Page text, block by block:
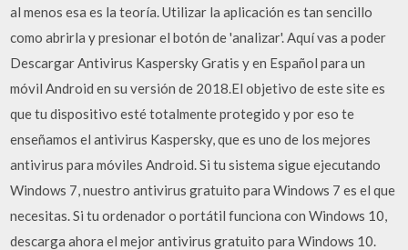
al menos esa es la teoría. Utilizar la aplicación es tan sencillo
como abrirla y presionar el botón de 'analizar'. Aquí vas a poder
Descargar Antivirus Kaspersky Gratis y en Español para un
móvil Android en su versión de 2018.El objetivo de este site es
que tu dispositivo esté totalmente protegido y por eso te
enseñamos el antivirus Kaspersky, que es uno de los mejores
antivirus para móviles Android. Si tu sistema sigue ejecutando
Windows 7, nuestro antivirus gratuito para Windows 7 es el que
necesitas. Si tu ordenador o portátil funciona con Windows 10,
descarga ahora el mejor antivirus gratuito para Windows 10.